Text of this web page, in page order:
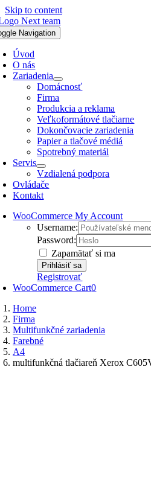
Skip to content
Navigation
Úvod
O nás
Zariadenia
Domácnosť
Firma
Produkcia a reklama
Veľkoformátové tlačiarne
Dokončovacie zariadenia
Papier a tlačové médiá
Spotrebný materiál
Servis
Vzdialená podpora
Ovládače
Kontakt
WooCommerce My Account
Username:
Password:
Zapamätať si ma
Registrovať
WooCommerce Cart0
Home
Firma
Multifunkčné zariadenia
Farebné
A4
multifunkčná tlačiareň Xerox